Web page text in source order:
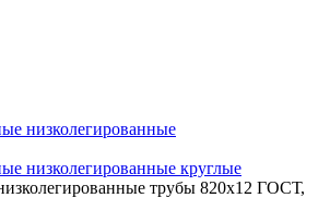
низколегированные
низколегированные круглые
трубы 820х12 ГОСТ,